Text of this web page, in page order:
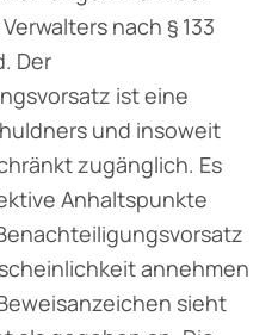
nach § 133
Der
ist eine
und insoweit
zugänglich. Es
Anhaltspunkte
annehmen
sieht